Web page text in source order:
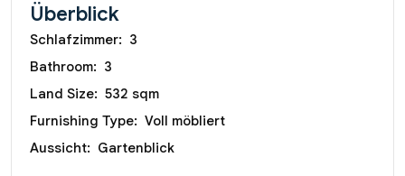
Überblick
Schlafzimmer: 3
Bathroom: 3
Land Size: 532 sqm
Furnishing Type: Voll möbliert
Aussicht: Gartenblick